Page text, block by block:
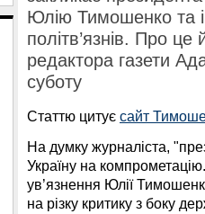
Юлію Тимошенко та
політв’язнів. Про це
редактора газети
суботу
Статтю цитує сайт
На думку журналіста,
Україну на
ув’язнення Юлії
на різку критику з боку